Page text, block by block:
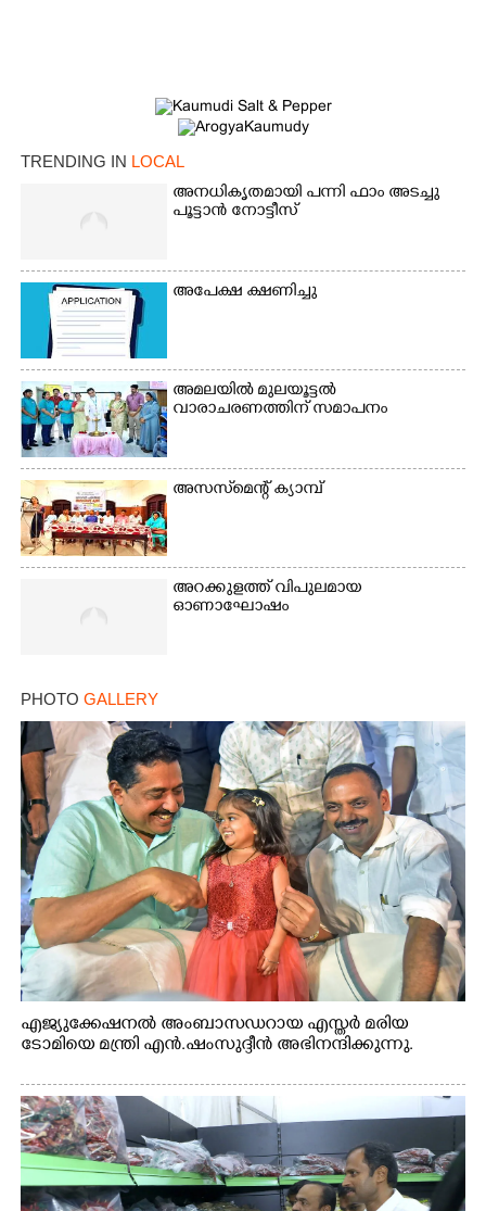
TRENDING IN LOCAL
അനധികൃതമായി പന്നി ഫാം അടച്ചു
പൂട്ടാൻ നോട്ടീസ്
അപേക്ഷ ക്ഷണിച്ചു
അമലയിൽ മുലയൂട്ടൽ
വാരാചരണത്തിന് സമാപനം
അസസ്‌മെന്റ് ക്യാമ്പ്
അറക്കുളത്ത് വിപുലമായ
ഓണാഘോഷം
PHOTO GALLERY
എജ്യുക്കേഷനൽ അംബാസഡറായ എസ്തർ മരിയ
ടോമിയെ മന്ത്രി എൻ.ഷംസുദ്ദീൻ അഭിനന്ദിക്കുന്നു.
Share this link